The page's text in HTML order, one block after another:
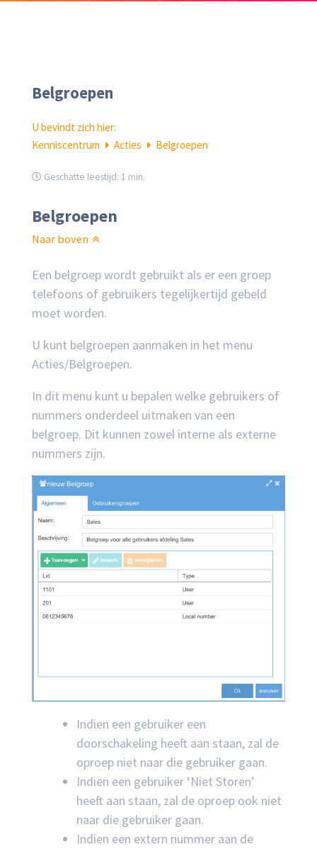
Belgroepen
U bevindt zich hier:
Kenniscentrum
Acties Belgroepen
Geschatte leestijd: 1 min.
Belgroepen
Naar boven
Een belgroep wordt gebruikt als er een groep
telefoons of gebruikers tegelijkertijd gebeld
moet worden.
U kunt belgroepen aanmaken in het menu
Acties/Belgroepen.
In dit menu kunt u bepalen welke gebruikers of
nummers onderdeel uitmaken van een
belgroep. Dit kunnen zowel interne als externe
nummers zijn.
Indien een gebruiker een
doorschakeling heeft aan staan, zal de
oproep niet naar die gebruiker gaan.
Indien een gebruiker ‘Niet Storen’
heeft aan staan, zal de oproep ook niet
naar die gebruiker gaan.
Indien een extern nummer aan de